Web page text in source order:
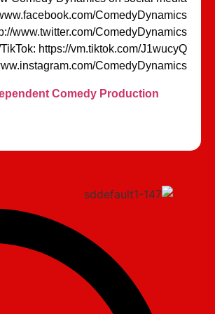
ComedyDynamics
www.twitter.com/ComedyDynamics
TikTok: https://vm.tiktok.com/J1wucyQ/
ComedyDynamics
Comedy Production